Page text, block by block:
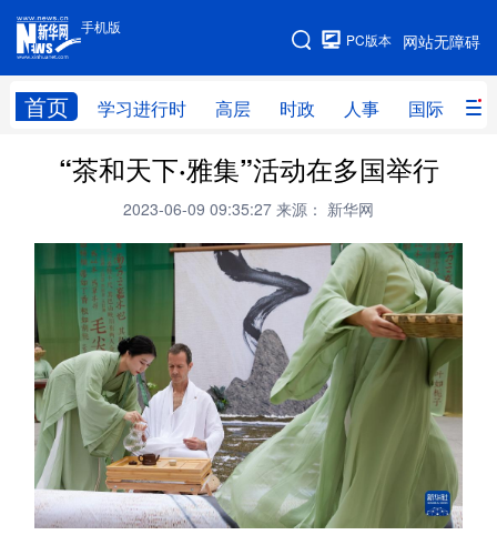
手机版
网站无障碍
PC版本
首页 学习进行时 高层 时政 人事 国际 财
手机版
网站地图
学习进行时 高层 时政 人事
财经 网评
台湾 思客智库 全球连线 教育
科技 量子 体育
文化 书画 健康 军事
访谈 视频 图片 政务
法律 中央文件 金融 汽车
食品 人居 信息化 数字经济
“茶和天下·雅集”活动在多国举行
2023-06-09 09:35:27 来源： 新华网